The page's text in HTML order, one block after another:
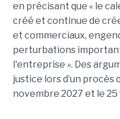
en précisant que « le
créé et continue de
et commerciaux,
perturbations
l'entreprise ». Des
justice lors d’un procès
novembre 2027 et le